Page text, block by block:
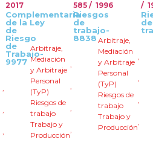
2017
Complementaria
de la Ley
de
Riesgo
de
Trabajo-
9977
,
,
,
585 / 1996
Riesgos
de
trabajo-
8838
Arbitraje,
Mediación
y Arbitraje
,
Personal
(TyP)
,
Riesgos de
trabajo
,
Trabajo y
Producción
,
/
de
Arbitraje,
Mediación
y Arbitraje
,
Personal
(TyP)
,
Riesgos de
trabajo
,
Trabajo y
Producción
,